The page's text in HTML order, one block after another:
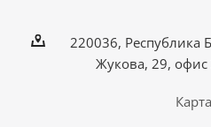
220036, Республика
Жукова, 29, офис